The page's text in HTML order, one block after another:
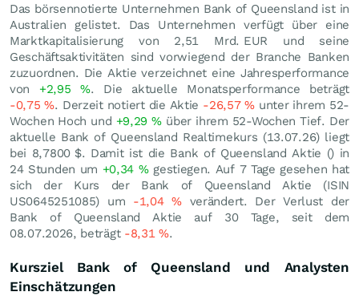
Das börsennotierte Unternehmen Bank of Queensland ist in
Australien gelistet. Das Unternehmen verfügt über eine
Marktkapitalisierung von 2,51 Mrd. EUR und seine
Geschäftsaktivitäten sind vorwiegend der Branche Banken
zuzuordnen. Die Aktie verzeichnet eine Jahresperformance
von +2,95%. Die aktuelle Monatsperformance beträgt
-0,75%. Derzeit notiert die Aktie -26,57%unter ihrem 52-
Wochen Hoch und +9,29%über ihrem 52-Wochen Tief. Der
aktuelle Bank of Queensland Realtimekurs (13.07.26) liegt
bei 8,7800 $. Damit ist die Bank of Queensland Aktie () in
24 Stunden um +0,34 %gestiegen. Auf 7 Tage gesehen hat
sich der Kurs der Bank of Queensland Aktie (ISIN
US0645251085) um -1,04%verändert. Der Verlust der
Bank of Queensland Aktie auf 30 Tage, seit dem
08.07.2026, beträgt -8,31%.
Kursziel Bank of Queensland und Analysten
Einschätzungen